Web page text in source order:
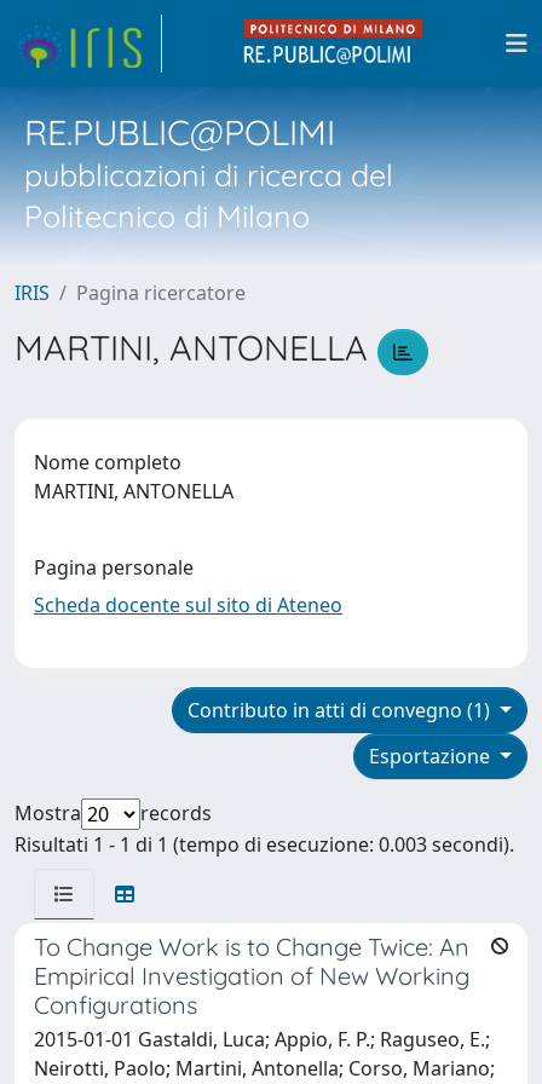
RE.PUBLIC@POLIMI
pubblicazioni di ricerca del
Politecnico di Milano
IRIS Pagina ricercatore
MARTINI, ANTONELLA
Nome completo
MARTINI, ANTONELLA
Pagina personale
Scheda docente sul sito di Ateneo
Contributo in atti di convegno (1)
Esportazione
Mostra
records
Risultati 1 - 1 di 1 (tempo di esecuzione: 0.003 secondi).
To Change Work is to Change Twice: An
Empirical Investigation of New Working
Configurations
2015-01-01 Gastaldi, Luca; Appio, F. P.; Raguseo, E.;
Neirotti, Paolo; Martini, Antonella; Corso, Mariano;